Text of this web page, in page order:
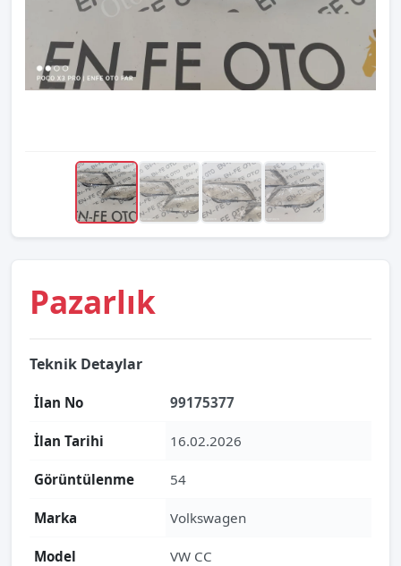
Pazarlık
Teknik Detaylar
İlan No 99175377
İlan Tarihi 16.02.2026
Görüntülenme 54
Marka Volkswagen
Model VW CC